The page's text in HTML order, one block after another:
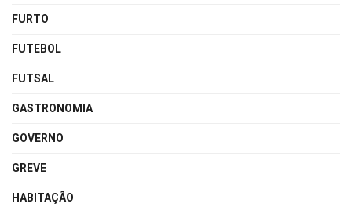
FURTO
FUTEBOL
FUTSAL
GASTRONOMIA
GOVERNO
GREVE
HABITAÇÃO